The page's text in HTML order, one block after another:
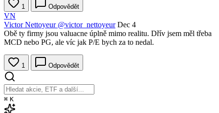
1 Odpovědět
VN
Victor Nettoyeur @victor_nettoyeur Dec 4
Obě ty firmy jsou valuacne úplně mimo realitu. Dřív jsem měl třeba
MCD nebo PG, ale víc jak P/E bych za to nedal.
1 Odpovědět
⌘ K